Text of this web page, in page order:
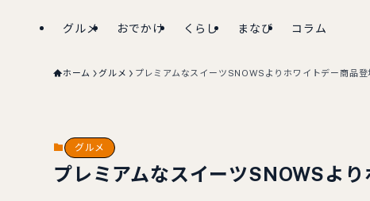
グルメ おでかけ くらし まなび コラム
ホーム グルメ プレミアムなスイーツSNOWSよりホワイトデー商品登
グルメ
プレミアムなスイーツSNOWSより